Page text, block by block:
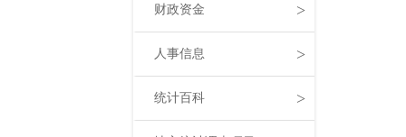
财政资金 >
人事信息 >
统计百科 >